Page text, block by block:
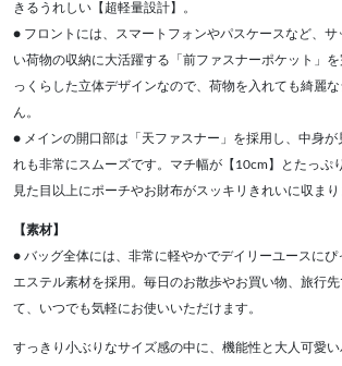
きるうれしい【超軽量設計】。
● フロントには、スマートフォンやパスケースなど、サ
い荷物の収納に大活躍する「前ファスナーポケット」
っくらした立体デザインなので、荷物を入れても綺麗
ん。
● メインの開口部は「天ファスナー」を採用し、中身が
れも非常にスムーズです。マチ幅が【10cm】とたっぷ
見た目以上にポーチやお財布がスッキリきれいに収まり
【素材】
● バッグ全体には、非常に軽やかでデイリーユースにぴ
エステル素材を採用。毎日のお散歩やお買い物、旅行
て、いつでも気軽にお使いいただけます。
すっきり小ぶりなサイズ感の中に、機能性と大人可愛